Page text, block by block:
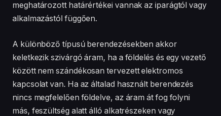
meghatározott határértékei vannak az iparágtól vagy
alkalmazástól függően.
A különböző típusú berendezésekben akkor
keletkezik szivárgó áram, ha a földelés és egy vezető
között nem szándékosan tervezett elektromos
kapcsolat van. Ha az általad használt berendezés
nincs megfelelően földelve, az áram át fog folyni
más, feszültség alatt álló alkatrészeken vagy